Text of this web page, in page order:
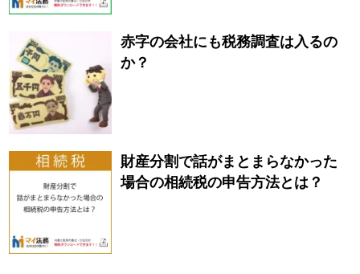
赤字の会社にも税務調査は入るの
か？
財産分割で話がまとまらなかった
場合の相続税の申告方法とは？